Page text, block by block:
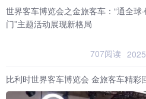
世界客车博览会之金旅客车：“通全球
门”主题活动展现新格局
707阅读
比利时世界客车博览会 金旅客车精彩